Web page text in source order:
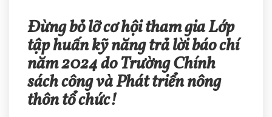
Đừng bỏ lỡ cơ hội tham gia Lớp
tập huấn kỹ năng trả lời báo chí
năm 2024 do Trường Chính
sách công và Phát triển nông
thôn tổ chức!